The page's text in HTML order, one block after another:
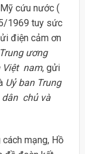
cứu nước (
1969 tuy sức
điện cảm ơn
ương
Việt nam, gửi
Uỷ ban Trung
chủ và
mạng, Hồ